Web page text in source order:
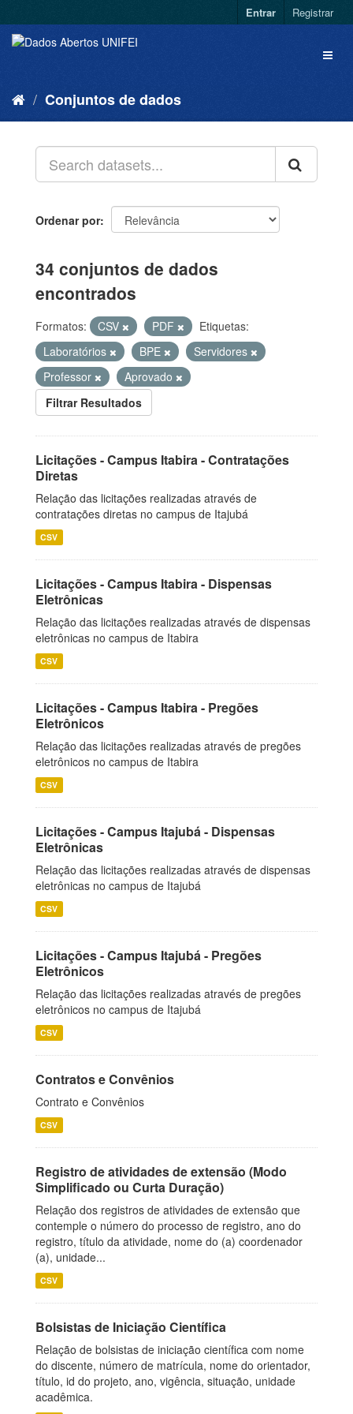
Entrar Registrar
Conjuntos de dados
Ordenar por
34 conjuntos de dados
encontrados
Formatos: CSV PDF
Etiquetas:
Laboratórios
BPE
Servidores
Professor
Aprovado
Filtrar Resultados
Licitações - Campus Itabira - Contratações
Diretas
Relação das licitações realizadas através de
contratações diretas no campus de Itajubá
CSV
Licitações - Campus Itabira - Dispensas
Eletrônicas
Relação das licitações realizadas através de dispensas
eletrônicas no campus de Itabira
CSV
Licitações - Campus Itabira - Pregões
Eletrônicos
Relação das licitações realizadas através de pregões
eletrônicos no campus de Itabira
CSV
Licitações - Campus Itajubá - Dispensas
Eletrônicas
Relação das licitações realizadas através de dispensas
eletrônicas no campus de Itajubá
CSV
Licitações - Campus Itajubá - Pregões
Eletrônicos
Relação das licitações realizadas através de pregões
eletrônicos no campus de Itajubá
CSV
Contratos e Convênios
Contrato e Convênios
CSV
Registro de atividades de extensão (Modo
Simplificado ou Curta Duração)
Relação dos registros de atividades de extensão que
contemple o número do processo de registro, ano do
registro, título da atividade, nome do (a) coordenador
(a), unidade...
CSV
Bolsistas de Iniciação Científica
Relação de bolsistas de iniciação científica com nome
do discente, número de matrícula, nome do orientador,
título, id do projeto, ano, vigência, situação, unidade
acadêmica.